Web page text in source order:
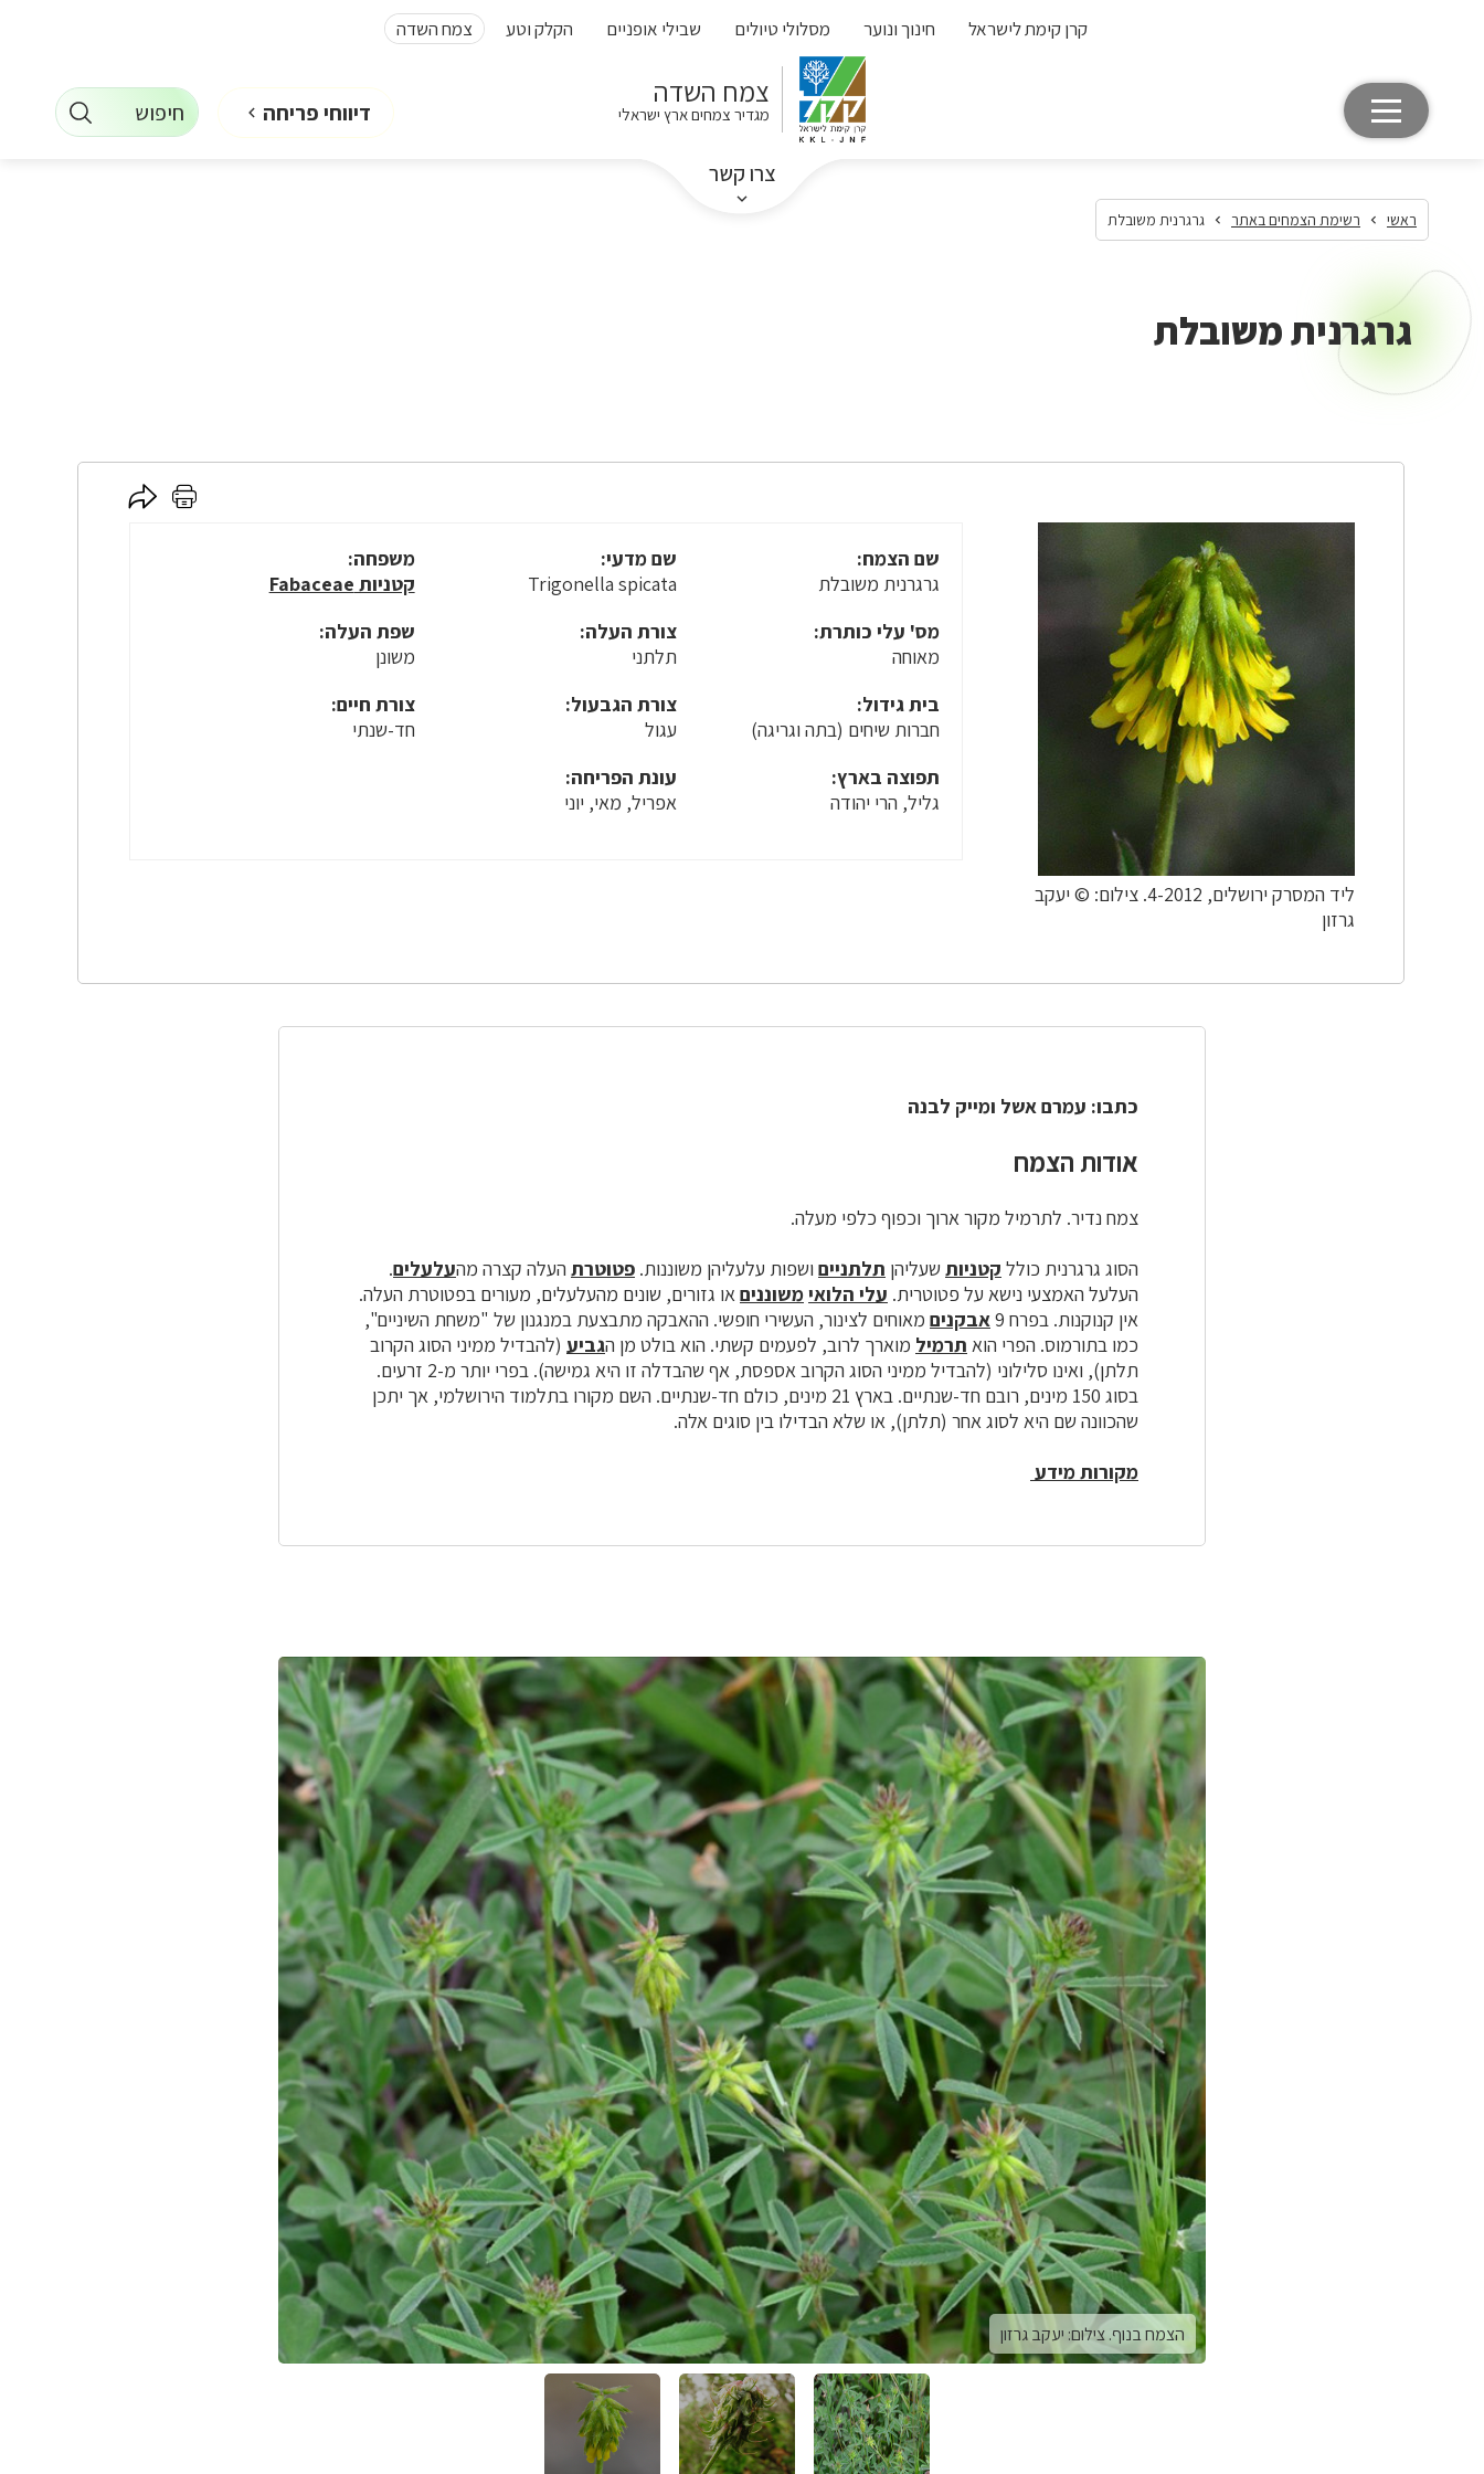
קרן קימת לישראל חינוך ונוער מסלולי טיולים שבילי אופניים הקלק וטע צמח השדה
צמח השדה
מגדיר צמחים ארץ ישראלי
צרו קשר
דיווחי פריחה חיפוש
ראשי רשימת הצמחים באתר גרגרנית משובלת
גרגרנית משובלת
ליד המסרק ירושלים, 4-2012. צילום: © יעקב
גרזון
לחץ
לחץ
שם הצמח:
גרגרנית משובלת
שם מדעי:
Trigonella spicata
משפחה:
קטניות Fabaceae
מס' עלי כותרת:
מאוחה
צורת העלה:
תלתני
שפת העלה:
משונן
בית גידול:
חברות שיחים (בתה וגריגה)
צורת הגבעול:
עגול
צורת חיים:
חד-שנתי
תפוצה בארץ:
גליל, הרי יהודה
עונת הפריחה:
אפריל, מאי, יוני
כתבו: עמרם אשל ומייק לבנה
אודות הצמח
צמח נדיר. לתרמיל מקור ארוך וכפוף כלפי מעלה.
הסוג גרגרנית כולל קטניות שעליהן תלתניים ושפות עלעליהן משוננות. פטוטרת העלה קצרה מהעלעלים.
העלעל האמצעי נישא על פטוטרית. עלי הלואימשונניםאו גזורים, שונים מהעלעלים, מעורים בפטוטרת העלה.
אין קנוקנות. בפרח 9
אבקנים מאוחים לצינור, העשירי חופשי. ההאבקה מתבצעת במנגנון של "משחת השיניים",
כמו בתורמוס. הפרי הוא תרמיל מוארך לרוב, לפעמים קשתי. הוא בולט מן הגביע (להבדיל ממיני הסוג הקרוב
תלתן), ואינו סלילוני (להבדיל ממיני הסוג הקרוב אספסת, אף שהבדלה זו היא גמישה). בפרי יותר מ-2 זרעים.
בסוג 150 מינים, רובם חד-שנתיים. בארץ 21 מינים, כולם חד-שנתיים. השם מקורו בתלמוד הירושלמי, אך יתכן
שהכוונה שם היא לסוג אחר (תלתן), או שלא הבדילו בין סוגים אלה.
מקורות מידע
הצמח בנוף. צילום: יעקב גרזון